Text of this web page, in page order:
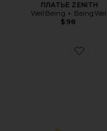
ПЛАТЬЕ ZENITH
WellBeing + BeingWell
$98
Favorite